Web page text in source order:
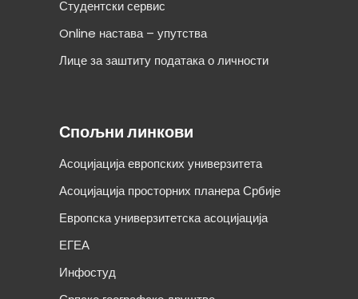
Студентски сервис
Online настава – упутства
Лице за заштиту података о личности
Спољни линкови
Асоцијација европских универзитета
Асоцијација просторних планера Србије
Европска универзитетска асоцијација
ЕГЕА
Инфостуд